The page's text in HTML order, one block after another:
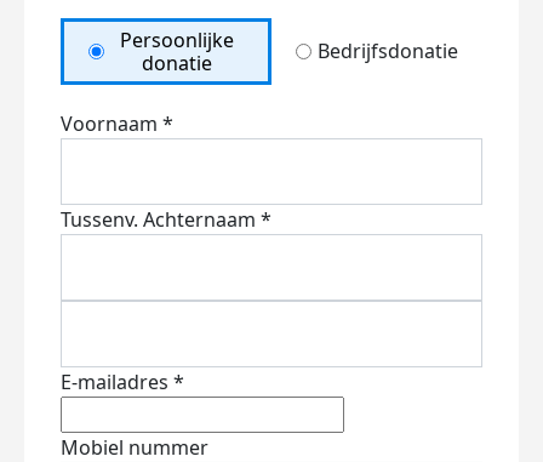
Persoonlijke
donatie
Bedrijfsdonatie
Voornaam *
Tussenv. Achternaam *
E-mailadres *
Mobiel nummer